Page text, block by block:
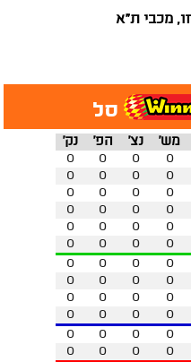
מכבי ת"א
סל
נק' הפ' נצ' מש'
0
0 0 0
0
0 0 0
0
0 0 0
0
0 0 0
0
0 0 0
0
0 0 0
0
0 0 0
0
0 0 0
0
0 0 0
0
0 0 0
0
0 0 0
0
0 0 0